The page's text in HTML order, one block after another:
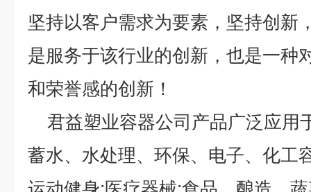
坚持以客户需求为要素，坚持创新
是服务于该行业的创新，也是一种
和荣誉感的创新！
君益塑业容器公司产品广泛应用
蓄水、水处理、环保、电子、化工